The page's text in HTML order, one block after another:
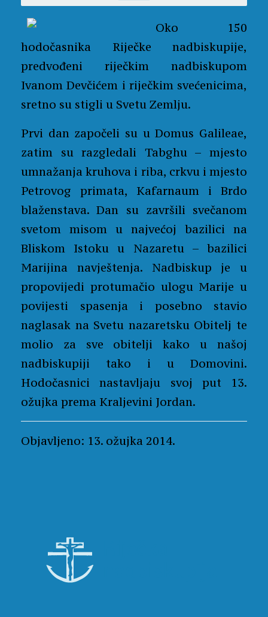
Oko 150
hodočasnika Riječke nadbiskupije,
predvođeni riječkim nadbiskupom
Ivanom Devčićem i riječkim svećenicima,
sretno su stigli u Svetu Zemlju.
Prvi dan započeli su u Domus Galileae,
zatim su razgledali Tabghu – mjesto
umnažanja kruhova i riba, crkvu i mjesto
Petrovog primata, Kafarnaum i Brdo
blaženstava. Dan su završili svečanom
svetom misom u najvećoj bazilici na
Bliskom Istoku u Nazaretu – bazilici
Marijina navještenja. Nadbiskup je u
propovijedi protumačio ulogu Marije u
povijesti spasenja i posebno stavio
naglasak na Svetu nazaretsku Obitelj te
molio za sve obitelji kako u našoj
nadbiskupiji tako i u Domovini.
Hodočasnici nastavljaju svoj put 13.
ožujka prema Kraljevini Jordan.
Objavljeno: 13. ožujka 2014.